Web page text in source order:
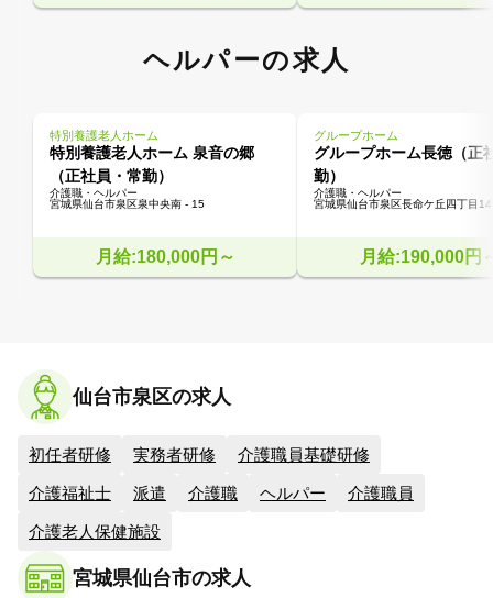
ヘルパーの求人
特別養護老人ホーム
特別養護老人ホーム 泉音の郷
（正社員・常勤）
介護職・ヘルパー
宮城県仙台市泉区泉中央南 - 15
月給:180,000円～
グループホーム
グループホーム長徳（正
勤）
介護職・ヘルパー
宮城県仙台市泉区長命ケ丘四丁目
月給:190,000円
仙台市泉区の求人
初任者研修 実務者研修 介護職員基礎研修
介護福祉士 派遣 介護職 ヘルパー 介護職員
介護老人保健施設
宮城県仙台市の求人